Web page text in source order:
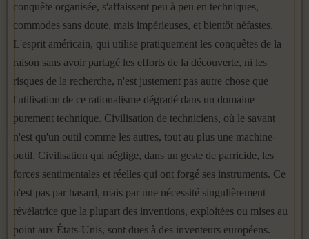
conquête organisée, s'affaissent peu à peu en techniques,
commodes sans doute, mais impérieuses, et bientôt néfastes.
L'esprit américain, qui utilise pratiquement les conquêtes de la
raison sans avoir partagé les efforts de la découverte, ni les
risques de la recherche, n'est justement pas autre chose que
l'utilisation de ce rationalisme dégradé dans un domaine
purement technique. Civilisation de techniciens, où le savant
n'est qu'un outil comme les autres, tout au plus une machine-
outil. Civilisation qui néglige, dans un geste de parricide, les
forces sentimen­tales et réelles qui ont forgé ses instruments. Ce
n'est pas par hasard, mais par une nécessité singulièrement
révélatrice que la plupart des in­ventions, exploitées ou mises au
point aux États-Unis, sont dues à des inventeurs européens.